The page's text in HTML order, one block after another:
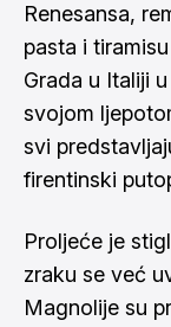
Renesansa,
pasta i
Grada u Italiji
svojom
svi
firentinski
Proljeće je
zraku se već
Magnolije su